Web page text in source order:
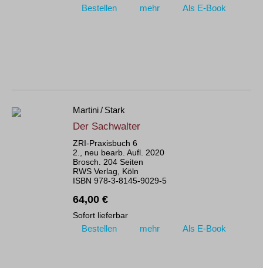
Bestellen mehr Als E-Book
Martini / Stark
Der Sachwalter
ZRI-Praxisbuch 6
2., neu bearb. Aufl. 2020
Brosch. 204 Seiten
RWS Verlag, Köln
ISBN 978-3-8145-9029-5
64,00 €
Sofort lieferbar
Bestellen mehr Als E-Book